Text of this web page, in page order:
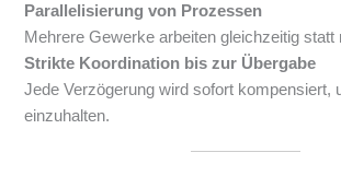
Parallelisierung von Prozessen
Mehrere Gewerke arbeiten gleichzeitig statt
Strikte Koordination bis zur Übergabe
Jede Verzögerung wird sofort kompensiert,
einzuhalten.